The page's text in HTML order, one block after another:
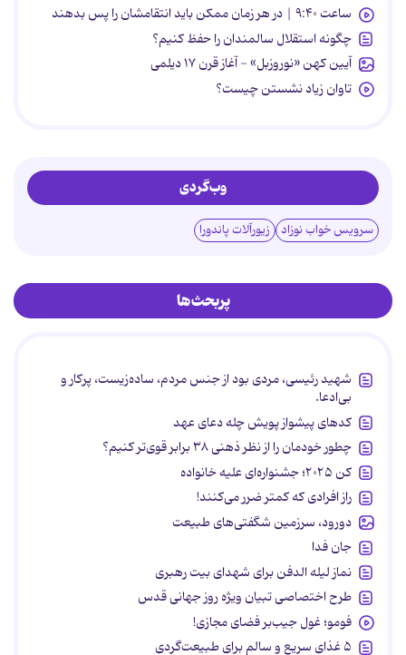
ساعت ۹:۴۰ | در هر زمان ممکن باید انتقامشان را پس بدهند
چگونه استقلال سالمندان را حفظ کنیم؟
آیین کهن «نوروزبل» - آغاز قرن ۱۷ دیلمی
تاوان زیاد نشستن چیست؟
وب‌گردی
سرویس خواب نوزاد زیورآلات پاندورا
پربحث‌ها
شهید رئیسی، مردی بود از جنس مردم، ساده‌زیست، پرکار و
بی‌ادعا.
کدهای پیشواز پویش چله دعای عهد
چطور خودمان را از نظر ذهنی ۳۸ برابر قوی‌تر کنیم؟
کن ۲۰۲۵؛ جشنواره‌ای علیه خانواده
راز افرادی که کمتر ضرر می‌کنند!
دورود، سرزمین شگفتی‌های طبیعت
جان فدا
نماز لیله الدفن برای شهدای بیت رهبری
طرح اختصاصی تبیان ویژه روز جهانی قدس
فومو؛ غول جیب‌بر فضای مجازی!
۵ غذای سریع و سالم برای طبیعت‌گردی